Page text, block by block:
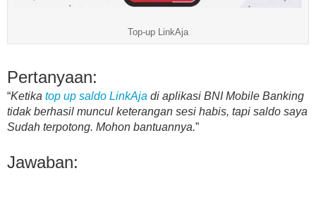
Top-up LinkAja
Pertanyaan:
“Ketika top up saldo LinkAja di aplikasi BNI Mobile Banking
tidak berhasil muncul keterangan sesi habis, tapi saldo saya
Sudah terpotong. Mohon bantuannya.”
Jawaban: